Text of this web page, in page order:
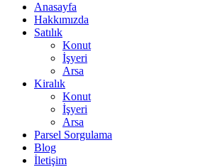
Anasayfa
Hakkımızda
Satılık
Konut
İşyeri
Arsa
Kiralık
Konut
İşyeri
Arsa
Parsel Sorgulama
Blog
İletişim